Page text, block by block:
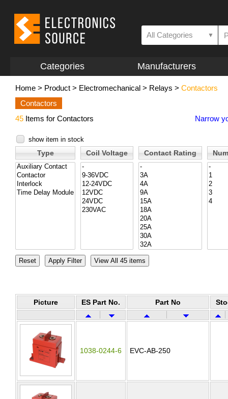
All Categories ▼
Categories Manufacturers
Home > Product > Electromechanical > Relays > Contactors
Contactors
45 Items for Contactors Narrow
show item in stock
Type Coil Voltage Contact Rating
Picture ES Part No. Part No
1038-0244-6 EVC-AB-250